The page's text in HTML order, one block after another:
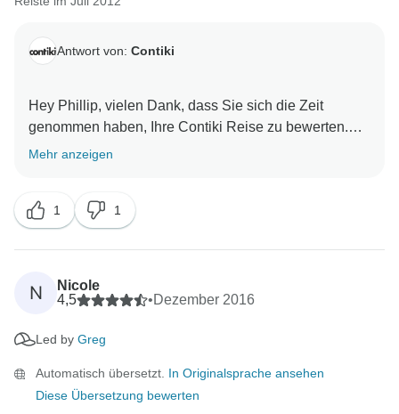
Antwort von: Contiki
Hey Phillip, vielen Dank, dass Sie sich die Zeit
genommen haben, Ihre Contiki Reise zu bewerten.
Wir freuen uns, dass Sie eine tolle Reise hatten. Wir
Mehr anzeigen
1 1
N
Nicole
4,5
•Dezember 2016
Led by Greg
Automatisch übersetzt. In Originalsprache ansehen
Diese Übersetzung bewerten